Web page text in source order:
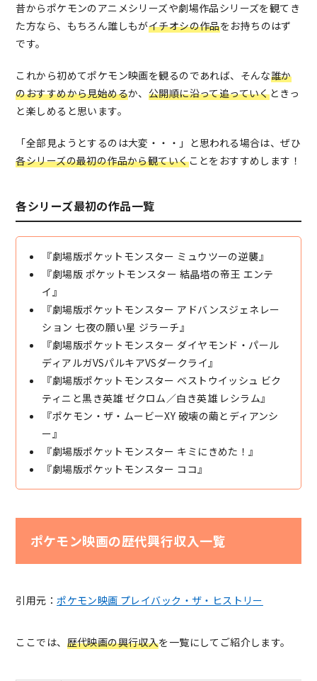
昔からポケモンのアニメシリーズや劇場作品シリーズを観てき
た方なら、もちろん誰しもがイチオシの作品をお持ちのはず
です。
これから初めてポケモン映画を観るのであれば、そんな誰か
のおすすめから見始めるか、 公開順に沿って追っていくときっ
と楽しめると思います。
「全部見ようとするのは大変・・・」と思われる場合は、ぜひ
各シリーズの最初の作品から観ていくことをおすすめします！
各シリーズ最初の作品一覧
『劇場版ポケットモンスター ミュウツーの逆襲』
『劇場版 ポケットモンスター 結晶塔の帝王 エンテ
イ』
『劇場版ポケットモンスター アドバンスジェネレー
ション 七夜の願い星 ジラーチ』
『劇場版ポケットモンスター ダイヤモンド・パール
ディアルガVSパルキアVSダークライ』
『劇場版ポケットモンスター ベストウイッシュ ビク
ティニと黒き英雄 ゼクロム／白き英雄 レシラム』
『ポケモン・ザ・ムービーXY 破壊の繭とディアンシ
ー』
『劇場版ポケットモンスター キミにきめた！』
『劇場版ポケットモンスター ココ』
ポケモン映画の歴代興行収入一覧
引用元：ポケモン映画 プレイバック・ザ・ヒストリー
ここでは、 歴代映画の興行収入を一覧にしてご紹介します。